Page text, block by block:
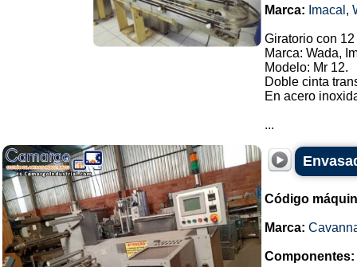
Marca: Imacal ,
Giratorio con
Marca: Wada,
Modelo: Mr 12.
Doble cinta
En acero
...
Código
Marca:
Componentes: